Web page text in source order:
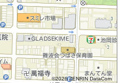
©2026 ZENRIN DataCom